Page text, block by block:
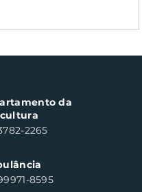
da
2265
8595